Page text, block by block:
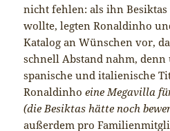
nicht fehlen: als ihn
wollte, legten Ronaldinho
Katalog an Wünschen vor,
schnell Abstand nahm, denn
spanische und italienische
Ronaldinhoeine Megavilla
(die Besiktas hätte noch
außerdem pro